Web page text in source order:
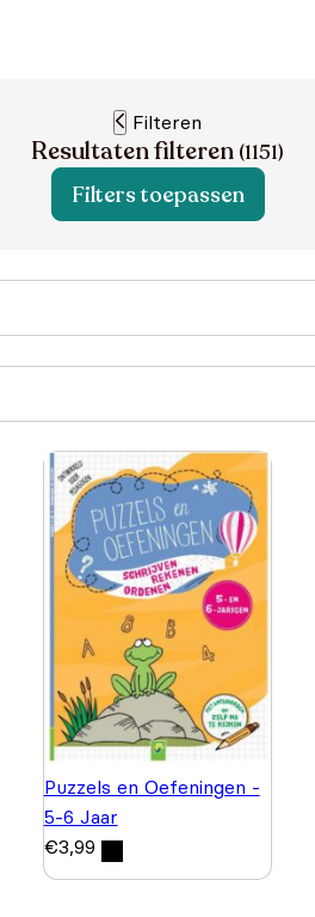
Filteren
Resultaten filteren (1151)
Filters toepassen
Puzzels en Oefeningen -
5-6 Jaar
€3,99